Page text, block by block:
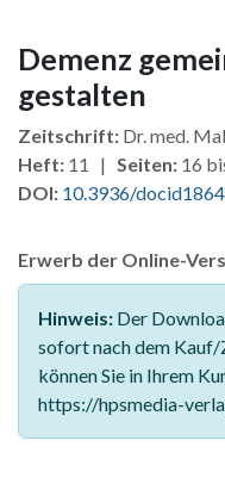
Demenz
gestalten
Zeitschrift: Dr. med.
Heft: 11 | Seiten: 16
DOI: 10.3936/
Erwerb der Online-
Hinweis: Der
sofort nach dem
können Sie in Ihrem
https://hpsmedia-